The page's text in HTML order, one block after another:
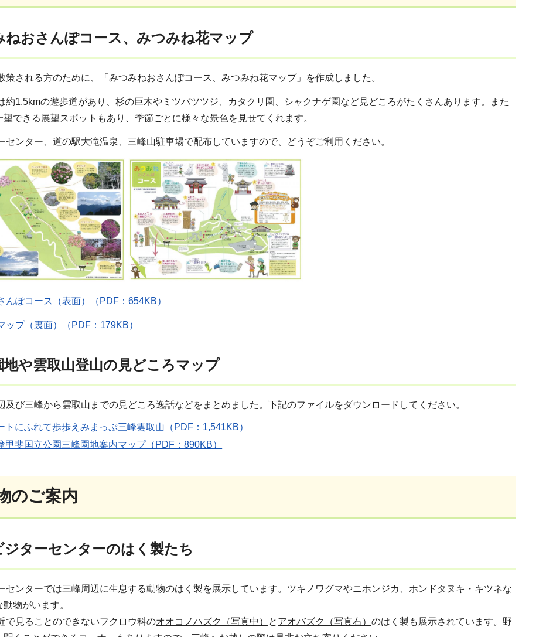
ねおさんぽコース、みつみね花マップ
策される方のために、「みつみねおさんぽコース、みつみね花マップ」を作成しました。
約1.5kmの遊歩道があり、杉の巨木やミツバツツジ、カタクリ園、シャクナゲ園など見どころがたくさんあります。また
できる展望スポットもあり、季節ごとに様々な景色を見せてくれます。
センター、道の駅大滝温泉、三峰山駐車場で配布していますので、どうぞご利用ください。
んぽコース（表面）（PDF：654KB）
ップ（裏面）（PDF：179KB）
地や雲取山登山の見どころマップ
及び三峰から雲取山までの見どころ逸話などをまとめました。下記のファイルをダウンロードしてください。
トにふれて歩歩えみまっぷ三峰雲取山（PDF：1,541KB）
甲斐国立公園三峰園地案内マップ（PDF：890KB）
のご案内
ジターセンターのはく製たち
センターでは三峰周辺に生息する動物のはく製を展示しています。ツキノワグマやニホンジカ、ホンドタヌキ・キツネな
物がいます。
で見ることのできないフクロウ科のオオコノハズク（写真中） と アオバズク（写真右） のはく製も展示されています。野